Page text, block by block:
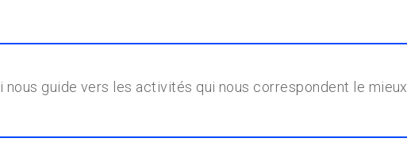
guide vers les activités qui nous correspondent le mieux.